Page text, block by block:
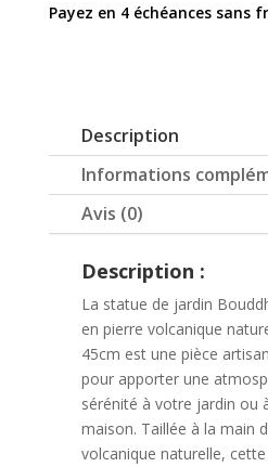
extérieur
45cm
Payez en 4 échéances sans
Description
Informations
Avis (0)
Description :
La statue de jardin
en pierre volcanique
45cm est une pièce
pour apporter une
sérénité à votre jardin ou
maison. Taillée à la main
volcanique naturelle,